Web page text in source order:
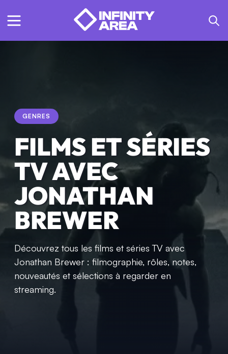
GENRES
FILMS ET SÉRIES
TV AVEC
JONATHAN
BREWER
Découvrez tous les films et séries TV avec
Jonathan Brewer : filmographie, rôles, notes,
nouveautés et sélections à regarder en
streaming.